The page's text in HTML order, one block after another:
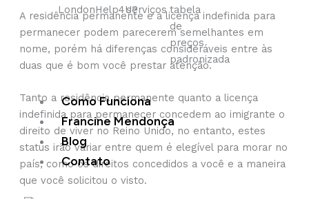
LondonHelp4U?serviços tabela
de
preços
padronizada
Como Funciona
Francine Mendonça
Blog
Contato
A residência permanente e a licença indefinida para
permanecer podem parecerem semelhantes em
nome, porém há diferenças consideráveis entre às
duas que é bom você prestar atenção.
Tanto a residência permanente quanto a licença
indefinida para permanecer concedem ao imigrante o
direito de viver no Reino Unido, no entanto, estes
status irão variar entre quem é elegível para morar no
país, como os direitos concedidos a você e a maneira
que você solicitou o visto.